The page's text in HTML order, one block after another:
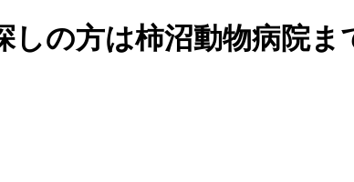
しの方は柿沼動物病院ま